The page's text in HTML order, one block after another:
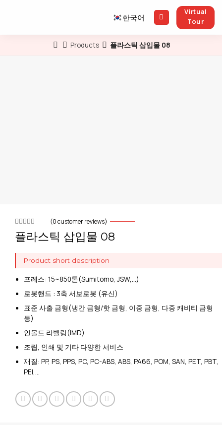
한국어
Virtual
Tour
Products 플라스틱 삽입물 08
(0customer reviews)
플라스틱 삽입물 08
Product short description
프레스: 15~850톤(Sumitomo, JSW,…)
로봇핸드 : 3축 서보로봇 (유신)
표준 사출 금형(냉간 금형/핫 금형, 이중 금형, 다중 캐비티 금형
등)
인몰드 라벨링(IMD)
조립, 인쇄 및 기타 다양한 서비스
재질: PP, PS, PPS, PC, PC-ABS, ABS, PA66, POM, SAN, PET, PBT,
PEI,…